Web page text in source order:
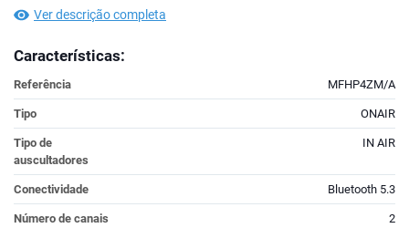
Ver descrição completa
Características:
Referência MFHP4ZM/A
Tipo ONAIR
Tipo de
auscultadores
IN AIR
Conectividade Bluetooth 5.3
Número de canais 2